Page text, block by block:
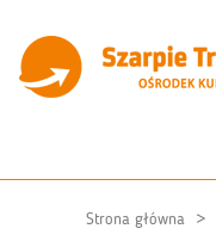
Strona główna